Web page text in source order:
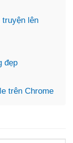
truyện lên
đẹp
trên Chrome